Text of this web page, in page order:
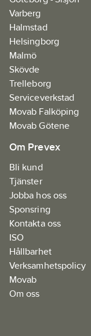
Materialklass
Varberg
Halmstad
Helsingborg
Malmö
Skövde
Trelleborg
Serviceverkstad
Movab Falköping
Movab Götene
Om Prevex
Bli kund
Tjänster
Jobba hos oss
Sponsring
Kontakta oss
ISO
Hållbarhet
Verksamhetspolicy
Movab
Om oss